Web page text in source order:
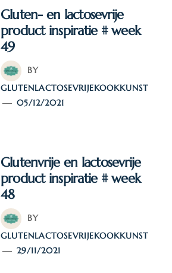
Gluten- en lactosevrije
product inspiratie # week
49
BY
GLUTENLACTOSEVRIJEKOOKKUNST
05/12/2021
Glutenvrije en lactosevrije
product inspiratie # week
48
BY
GLUTENLACTOSEVRIJEKOOKKUNST
29/11/2021